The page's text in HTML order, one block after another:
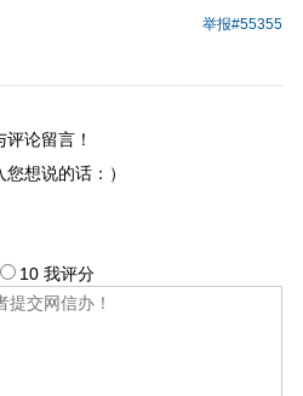
举报#55355
论留言！
想说的话：）
10 我评分